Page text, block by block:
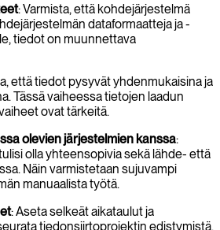
: Varmista, että kohdejärjestelmä
dataformaatteja ja -
tiedot on muunnettava
että tiedot pysyvät yhdenmukaisina ja
Tässä vaiheessa tietojen laadun
ovat tärkeitä.
olevien järjestelmien kanssa:
olla yhteensopivia sekä lähde- että
Näin varmistetaan sujuvampi
manuaalista työtä.
: Aseta selkeät aikataulut ja
tiedonsiirtoprojektin edistymistä.